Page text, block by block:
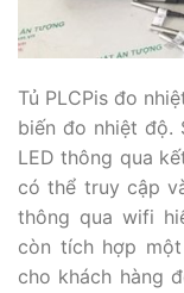
Tủ PLCPis đo
biến đo nhiệt độ.
LED thông qua
có thể truy cập
thông qua wifi
còn tích hợp
cho khách hàng